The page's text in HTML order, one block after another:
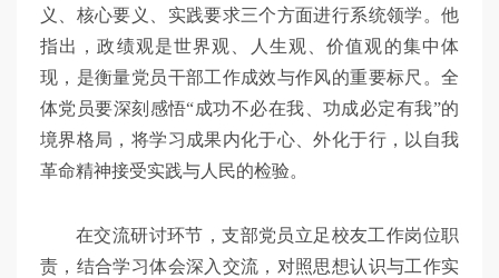
义、核心要义、实践要求三个方面进行系统领学。他
指出，政绩观是世界观、人生观、价值观的集中体
现，是衡量党员干部工作成效与作风的重要标尺。全
体党员要深刻感悟“成功不必在我、功成必定有我”的
境界格局，将学习成果内化于心、外化于行，以自我
革命精神接受实践与人民的检验。
在交流研讨环节，支部党员立足校友工作岗位职
责，结合学习体会深入交流，对照思想认识与工作实